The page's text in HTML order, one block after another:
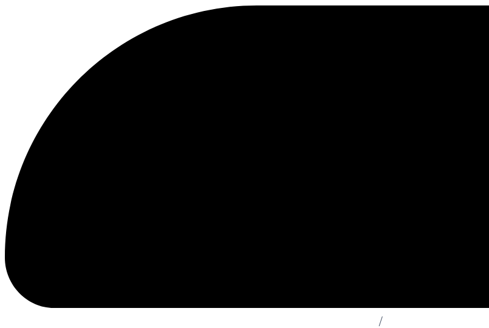
/Boucle Clous